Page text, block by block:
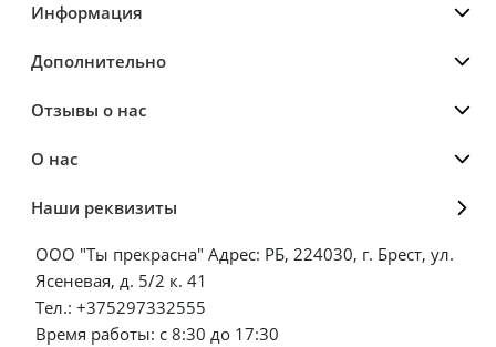
Информация
Дополнительно
Отзывы о нас
О нас
Наши реквизиты
ООО "Ты прекрасна" Адрес: РБ, 224030, г. Брест, ул.
Ясеневая, д. 5/2 к. 41
Тел.: +375297332555
Время работы: с 8:30 до 17:30